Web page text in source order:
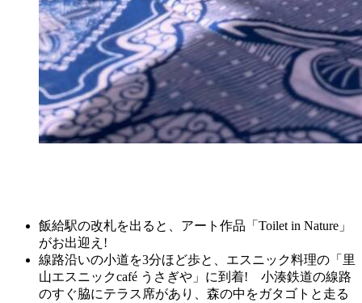
飯給駅の改札を出ると、アート作品「Toilet in Nature」
がお出迎え!
線路沿いの小道を3分ほど歩と、エスニック料理の「里
山エスニックcafé うさぎや」に到着! 小湊鉄道の線路
のすぐ脇にテラス席があり、森の中をガタゴトと走る